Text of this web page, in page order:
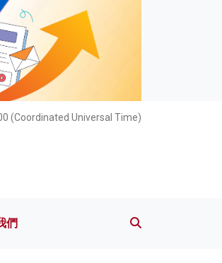
(Coordinated Universal Time)
於我們
們